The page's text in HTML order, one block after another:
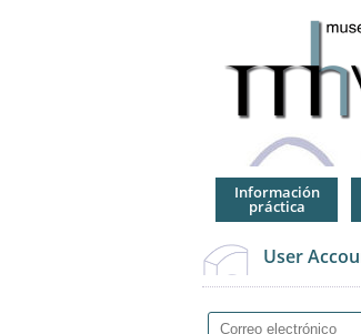
Información
práctica
User
Correo electrónico